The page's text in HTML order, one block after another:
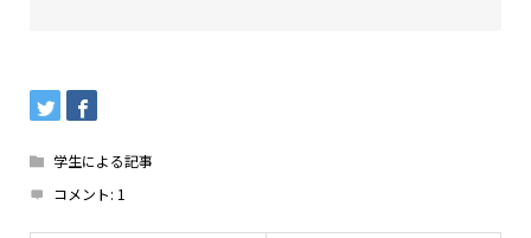
学生による記事
コメント: 1